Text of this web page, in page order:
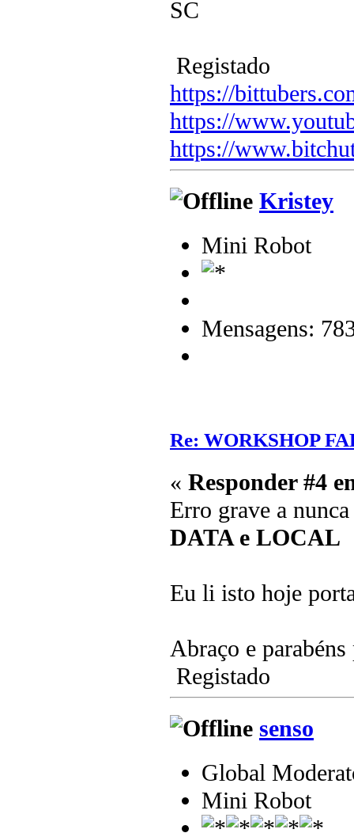
SC
Registado
https://
https://
https://
Kristey
Mini Robot
Mensagens:
Re: WORKSHOP
« Responder #4
Erro grave a
DATA e LOCAL
Eu li isto hoje
Abraço e
Registado
senso
Global
Mini Robot